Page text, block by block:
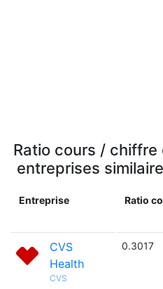
Ratio cours /
entreprises
Entreprise Ratio
CVS
Health
CVS
0.3017